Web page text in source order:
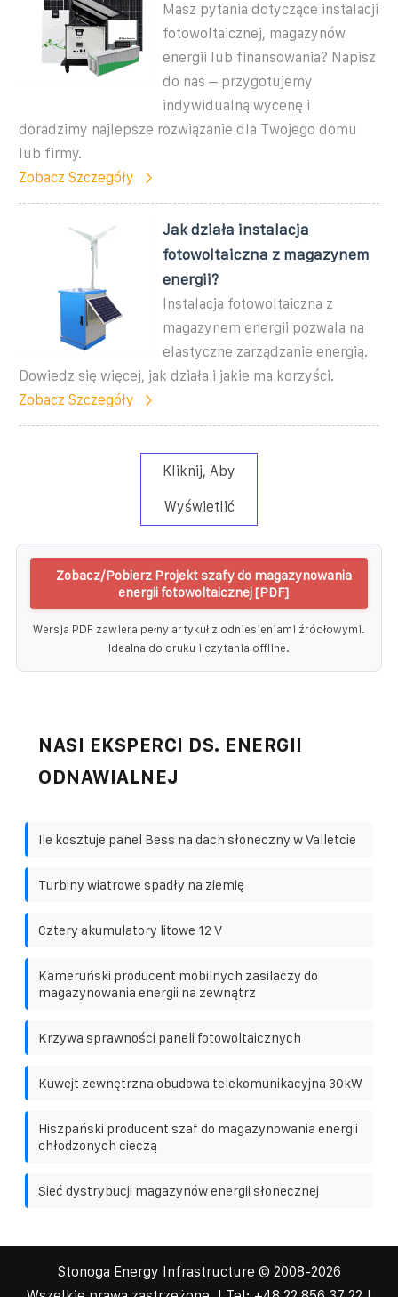
Masz pytania dotyczące instalacji
fotowoltaicznej, magazynów
energii lub finansowania? Napisz
do nas – przygotujemy
indywidualną wycenę i
doradzimy najlepsze rozwiązanie dla Twojego domu
lub firmy.
Zobacz Szczegóły
Jak działa instalacja
fotowoltaiczna z magazynem
energii?
Instalacja fotowoltaiczna z
magazynem energii pozwala na
elastyczne zarządzanie energią.
Dowiedz się więcej, jak działa i jakie ma korzyści.
Zobacz Szczegóły
Kliknij, Aby
Wyświetlić
Zobacz/Pobierz Projekt szafy do magazynowania
energii fotowoltaicznej [PDF]
Wersja PDF zawiera pełny artykuł z odniesieniami źródłowymi.
Idealna do druku i czytania offline.
NASI EKSPERCI DS. ENERGII
ODNAWIALNEJ
Ile kosztuje panel Bess na dach słoneczny w Valletcie
Turbiny wiatrowe spadły na ziemię
Cztery akumulatory litowe 12 V
Kameruński producent mobilnych zasilaczy do
magazynowania energii na zewnątrz
Krzywa sprawności paneli fotowoltaicznych
Kuwejt zewnętrzna obudowa telekomunikacyjna 30kW
Hiszpański producent szaf do magazynowania energii
chłodzonych cieczą
Sieć dystrybucji magazynów energii słonecznej
Stonoga Energy Infrastructure © 2008-2026